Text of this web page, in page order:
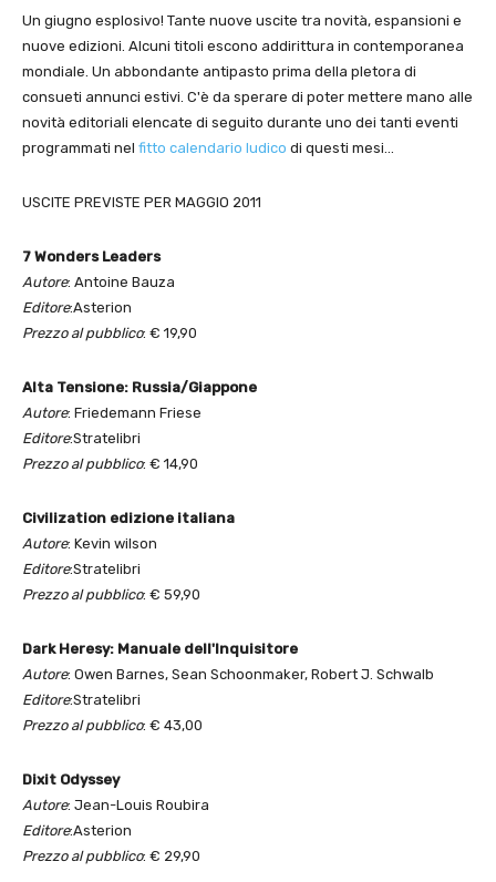
Un giugno esplosivo! Tante nuove uscite tra novità, espansioni e
nuove edizioni. Alcuni titoli escono addirittura in contemporanea
mondiale. Un abbondante antipasto prima della pletora di
consueti annunci estivi. C'è da sperare di poter mettere mano alle
novità editoriali elencate di seguito durante uno dei tanti eventi
programmati nel fitto calendario ludico di questi mesi…
USCITE PREVISTE PER MAGGIO 2011
7 Wonders Leaders
Autore: Antoine Bauza
Editore:Asterion
Prezzo al pubblico: € 19,90
Alta Tensione: Russia/Giappone
Autore: Friedemann Friese
Editore:Stratelibri
Prezzo al pubblico: € 14,90
Civilization edizione italiana
Autore: Kevin wilson
Editore:Stratelibri
Prezzo al pubblico: € 59,90
Dark Heresy: Manuale dell'Inquisitore
Autore: Owen Barnes, Sean Schoonmaker, Robert J. Schwalb
Editore:Stratelibri
Prezzo al pubblico: € 43,00
Dixit Odyssey
Autore: Jean-Louis Roubira
Editore:Asterion
Prezzo al pubblico: € 29,90